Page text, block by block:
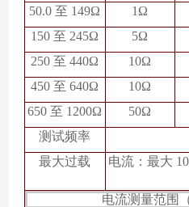
50.0 至 149Ω
1Ω
150 至 245Ω
5Ω
250 至 440Ω
10Ω
450 至 640Ω
10Ω
650 至 1200Ω
50Ω
测试频率
最大过载
电流：最大
电流测量范围